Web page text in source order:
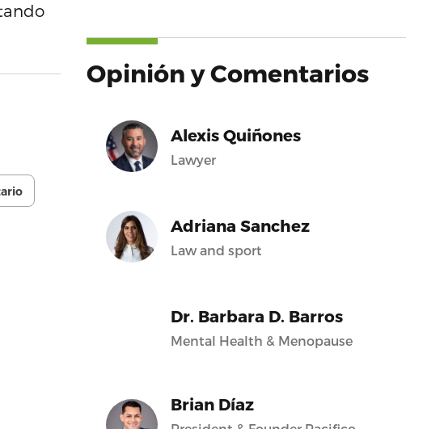
Opinión y Comentarios
Alexis Quiñones
Lawyer
Adriana Sanchez
Law and sport
Dr. Barbara D. Barros
Mental Health & Menopause
Brian Díaz